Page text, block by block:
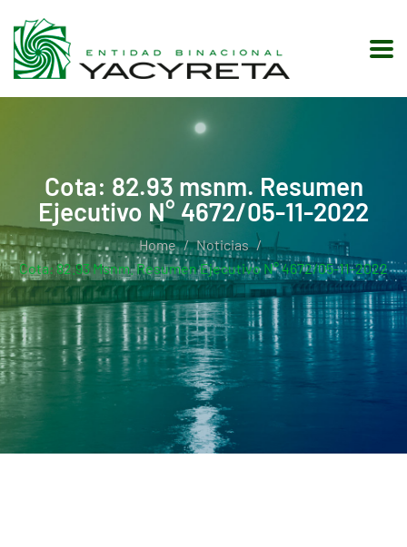
Cota: 82.93 msnm. Resumen
Ejecutivo N° 4672/05-11-2022
Home
Noticias
Cota: 82.93 Msnm. Resumen Ejecutivo N° 4672/05-11-2022